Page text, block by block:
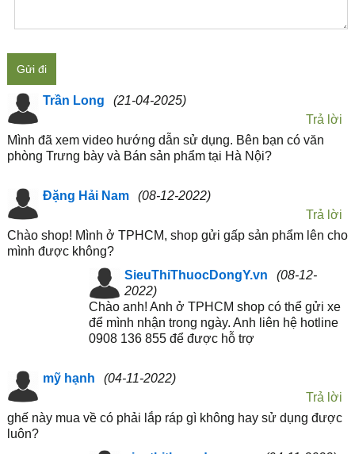
Gửi đi
Trần Long
(21-04-2025)
Trả lời
Mình đã xem video hướng dẫn sử dụng. Bên bạn có văn
phòng Trưng bày và Bán sản phẩm tại Hà Nội?
Đặng Hải Nam
(08-12-2022)
Trả lời
Chào shop! Mình ở TPHCM, shop gửi gấp sản phẩm lên cho
mình được không?
SieuThiThuocDongY.vn
(08-12-
2022)
Chào anh! Anh ở TPHCM shop có thể gửi xe
để mình nhận trong ngày. Anh liên hệ hotline
0908 136 855 để được hỗ trợ
mỹ hạnh
(04-11-2022)
Trả lời
ghế này mua về có phải lắp ráp gì không hay sử dụng được
luôn?